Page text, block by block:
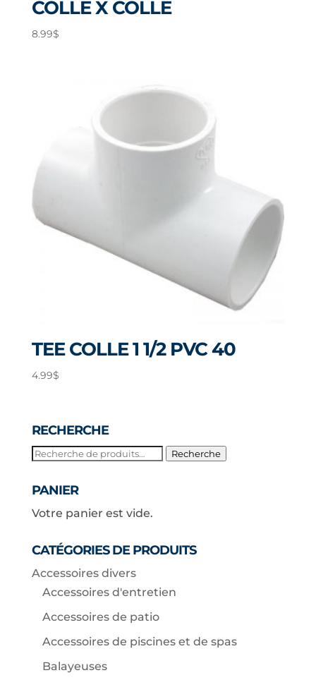
COLLE X COLLE
8.99$
TEE COLLE 1 1/2 PVC 40
4.99$
RECHERCHE
Recherche
Recherche
PANIER
Votre panier est vide.
CATÉGORIES DE PRODUITS
Accessoires divers
Accessoires d'entretien
Accessoires de patio
Accessoires de piscines et de spas
Balayeuses